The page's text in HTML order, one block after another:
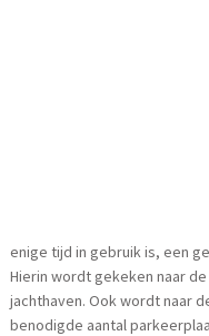
enige tijd in gebruik is, een
Hierin wordt gekeken naar
jachthaven. Ook wordt naar
benodigde aantal